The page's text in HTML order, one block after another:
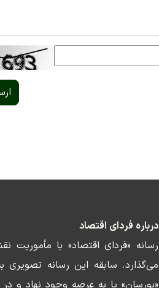
درباره فردای اقتصاد
رسانه «فردای اقتصاد» با مأموریت
«بورسان» پا به عرصه وجود نهاد و